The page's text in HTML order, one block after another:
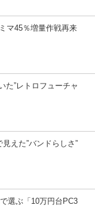
マ45％増量作戦再来
”レトロフューチャ
えた”バンドらしさ”
選ぶ「10万円台PC3